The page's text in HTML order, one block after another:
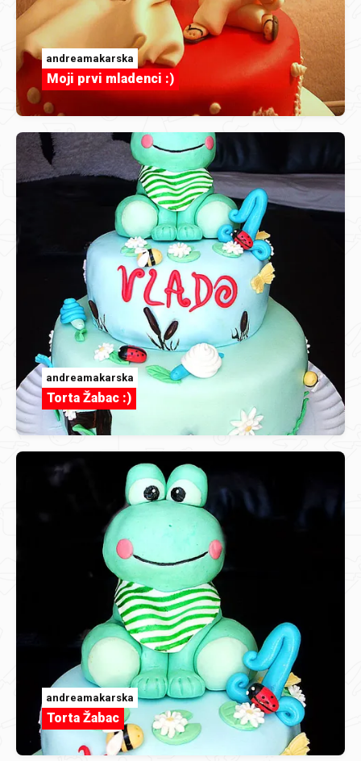
andreamakarska
Moji prvi mladenci :)
andreamakarska
Torta Žabac :)
andreamakarska
Torta Žabac